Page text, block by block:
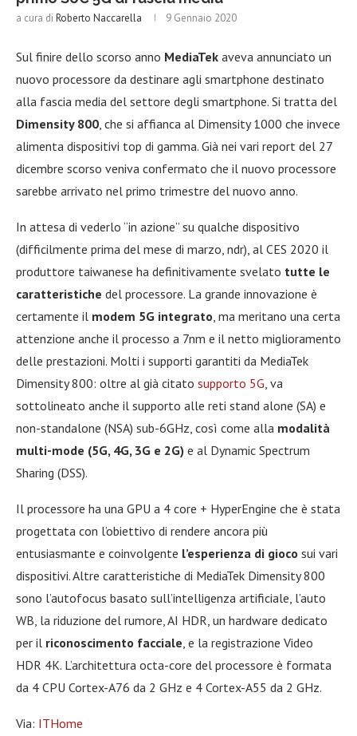
a cura di Roberto Naccarella 9 Gennaio 2020
Sul finire dello scorso anno MediaTek aveva annunciato un
nuovo processore da destinare agli smartphone destinato
alla fascia media del settore degli smartphone. Si tratta del
Dimensity 800, che si affianca al Dimensity 1000 che invece
alimenta dispositivi top di gamma. Già nei vari report del 27
dicembre scorso veniva confermato che il nuovo processore
sarebbe arrivato nel primo trimestre del nuovo anno.
In attesa di vederlo “in azione” su qualche dispositivo
(difficilmente prima del mese di marzo, ndr), al CES 2020 il
produttore taiwanese ha definitivamente svelato tutte le
caratteristiche del processore. La grande innovazione è
certamente il modem 5G integrato, ma meritano una certa
attenzione anche il processo a 7nm e il netto miglioramento
delle prestazioni. Molti i supporti garantiti da MediaTek
Dimensity 800: oltre al già citato supporto 5G, va
sottolineato anche il supporto alle reti stand alone (SA) e
non-standalone (NSA) sub-6GHz, così come alla modalità
multi-mode (5G, 4G, 3G e 2G) e al Dynamic Spectrum
Sharing (DSS).
Il processore ha una GPU a 4 core + HyperEngine che è stata
progettata con l’obiettivo di rendere ancora più
entusiasmante e coinvolgente l’esperienza di gioco sui vari
dispositivi. Altre caratteristiche di MediaTek Dimensity 800
sono l’autofocus basato sull’intelligenza artificiale, l’auto
WB, la riduzione del rumore, AI HDR, un hardware dedicato
per il riconoscimento facciale, e la registrazione Video
HDR 4K. L’architettura octa-core del processore è formata
da 4 CPU Cortex-A76 da 2 GHz e 4 Cortex-A55 da 2 GHz.
Via: ITHome